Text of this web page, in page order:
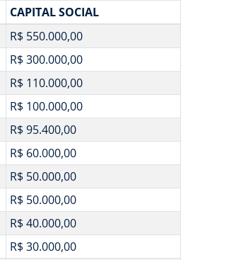
CAPITAL SOCIAL
R$ 550.000,00
R$ 300.000,00
R$ 110.000,00
R$ 100.000,00
R$ 95.400,00
R$ 60.000,00
R$ 50.000,00
R$ 50.000,00
R$ 40.000,00
R$ 30.000,00